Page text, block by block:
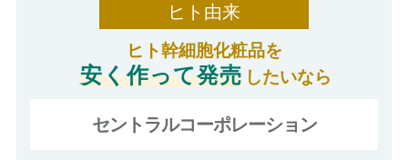
ヒト由来
ヒト幹細胞化粧品を
安く作って発売 したいなら
セントラルコーポレーション